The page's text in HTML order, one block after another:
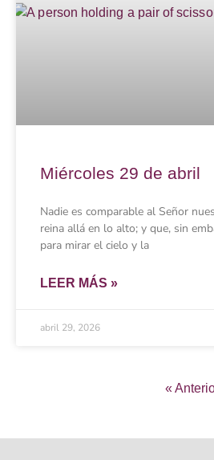
Miércoles 29 de abril
Nadie es comparable al Señor
reina allá en lo alto; y que, sin
para mirar el cielo y la
LEER MÁS »
abril 29, 2026
«